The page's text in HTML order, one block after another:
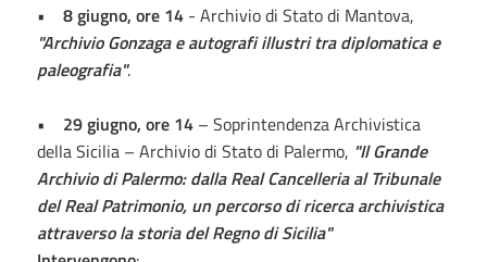
• 8 giugno, ore 14- Archivio di Stato di Mantova,
"Archivio Gonzaga e autografi illustri tra diplomatica e
paleografia".
• 29 giugno, ore 14– Soprintendenza Archivistica
della Sicilia – Archivio di Stato di Palermo, "Il Grande
Archivio di Palermo: dalla Real Cancelleria al Tribunale
del Real Patrimonio, un percorso di ricerca archivistica
attraverso la storia del Regno di Sicilia"